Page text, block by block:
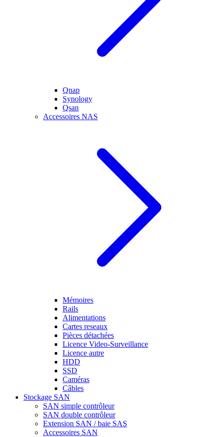
Qnap
Synology
Qsan
Accessoires NAS
Mémoires
Rails
Alimentations
Cartes reseaux
Pièces détachées
Licence Video-Surveillance
Licence autre
HDD
SSD
Caméras
Câbles
Stockage SAN
SAN simple contrôleur
SAN double contrôleur
Extension SAN / baie SAS
Accessoires SAN